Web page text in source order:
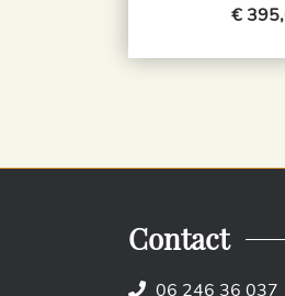
€
Contact
06 246 36 037